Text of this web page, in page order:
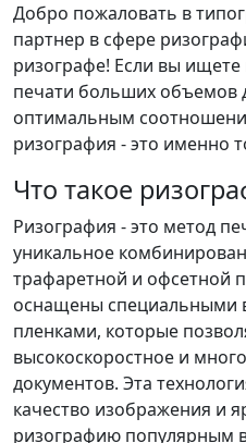
Добро пожаловать в
партнер в сфере
ризографе! Если вы
печати больших объемов
оптимальным
ризография - это именно
Что такое
Ризография - это метод
уникальное
трафаретной и офсетной
оснащены специальными
пленками, которые
высокоскоростное и
документов. Эта
качество изображения и
ризографию популярным